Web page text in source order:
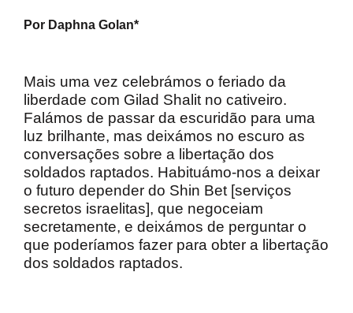
Por Daphna Golan*
Mais uma vez celebrámos o feriado da
liberdade com Gilad Shalit no cativeiro.
Falámos de passar da escuridão para uma
luz brilhante, mas deixámos no escuro as
conversações sobre a libertação dos
soldados raptados. Habituámo-nos a deixar
o futuro depender do Shin Bet [serviços
secretos israelitas], que negoceiam
secretamente, e deixámos de perguntar o
que poderíamos fazer para obter a libertação
dos soldados raptados.